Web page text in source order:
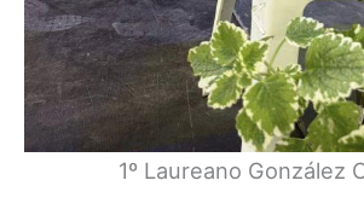
1º Laureano González